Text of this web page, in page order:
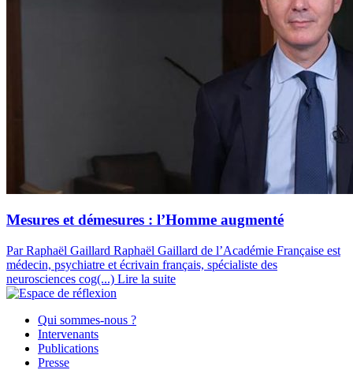
Mesures et démesures : l’Homme augmenté
Par Raphaël Gaillard Raphaël Gaillard de l’Académie Française est
médecin, psychiatre et écrivain français, spécialiste des
neurosciences cog(...) Lire la suite
Qui sommes-nous ?
Intervenants
Publications
Presse